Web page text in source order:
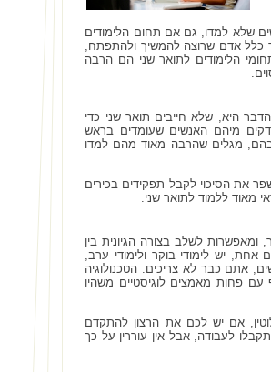
שלא למדו, גם אם תחום הלימודים
כלל אדם שרוצה להמשיך ולהתפתח,
הלימודים לתואר שני הם הרבה
היא, שלא חייבים תואר שני כדי
מיהם האנשים שעומדים בראש
בהם, מגלים שהרבה מאוד מהם למדו
את הסיכוי לקבל תפקידים בכירים
מאוד ללמוד לתואר שני.
ומאפשרות לשלב בצורה הגיונית בין
אחת, יש לימודי בוקר ולימודי ערב,
אתם כבר לא צריכים. הטכנולוגיה
פחות מאמצים לוגיסטיים משהיו
אם יש לכם את הרצון להתקדם
לעבודה, אבל אין עוררין על כך